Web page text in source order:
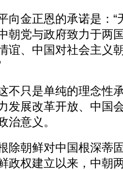
向金正恩的承诺是：“
朝党与政府致力于两
谊、中国对社会主义
不只是单纯的理念性
发展改革开放、中国
治意义。
除朝鲜对中国根深蒂
政权建立以来，中朝